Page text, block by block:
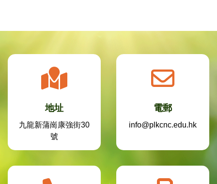
地址
九龍新蒲崗康強街30
號
電郵
info@plkcnc.edu.hk